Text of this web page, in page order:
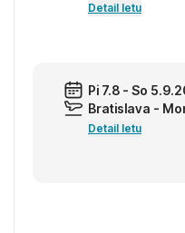
Detail letu
Pi 7.8 - So
Bratislava -
Detail letu